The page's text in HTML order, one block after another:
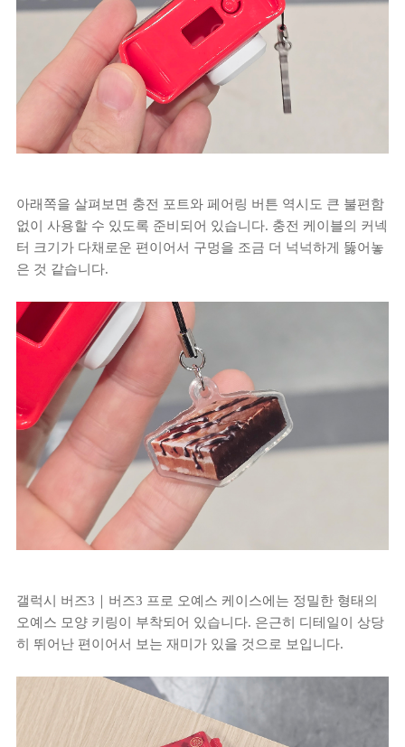
아래쪽을 살펴보면 충전 포트와 페어링 버튼 역시도 큰 불편함
없이 사용할 수 있도록 준비되어 있습니다. 충전 케이블의 커넥
터 크기가 다채로운 편이어서 구멍을 조금 더 넉넉하게 뚫어놓
은 것 같습니다.
갤럭시 버즈3｜버즈3 프로 오예스 케이스에는 정밀한 형태의
오예스 모양 키링이 부착되어 있습니다. 은근히 디테일이 상당
히 뛰어난 편이어서 보는 재미가 있을 것으로 보입니다.